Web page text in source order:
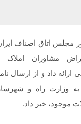
مجلس اتاق اصناف
مشاوران املاک
ارائه داد و از ارسال
به وزارت راه و
موجود، خبر داد.